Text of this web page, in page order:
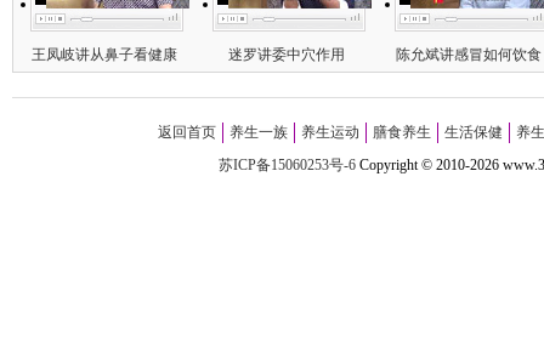
王凤岐讲从鼻子看健康 迷罗讲委中穴作用 陈允斌讲感冒如何饮食
返回首页 养生一族 养生运动 膳食养生 生活保健
养
苏ICP备15060253号-6Copyright©2010-2026